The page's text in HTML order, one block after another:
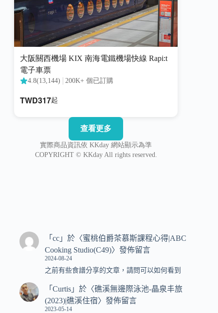
「 cc 」於〈蜜桃伯爵茶慕斯課程心得|ABC
Cooking Studio(C49)〉發佈留言
2024-08-24
之前有些食譜分享的文章，請問可以如何看到
「 Curtis 」於〈礁溪無邊際泳池-晶泉丰旅
(2023)|礁溪住宿〉發佈留言
2023-05-14